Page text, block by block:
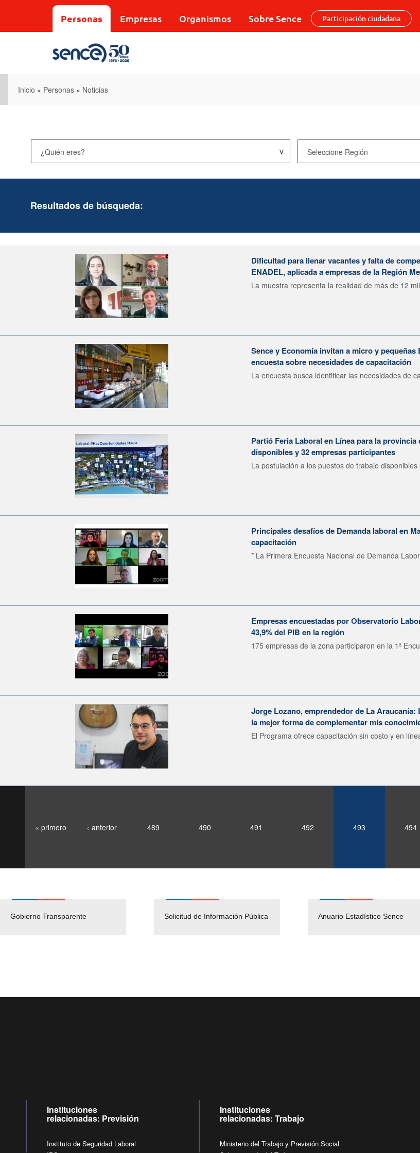
Personas Empresas Organismos Sobre Sence Participación ciudadana
Inicio » Personas » Noticias
Resultados de búsqueda:
Dificultad para llenar vacantes y falta de
ENADEL, aplicada a empresas de la Región
La muestra representa la realidad de más de 12
Sence y Economía invitan a micro y
encuesta sobre necesidades de capacitación
La encuesta busca identificar las necesidades de
Partió Feria Laboral en Línea para la provincia
disponibles y 32 empresas participantes
La postulación a los puestos de trabajo
Principales desafíos de Demanda laboral en
capacitación
* La Primera Encuesta Nacional de Demanda
Empresas encuestadas por Observatorio
43,9% del PIB en la región
175 empresas de la zona participaron en la 1ª
Jorge Lozano, emprendedor de La
la mejor forma de complementar mis
El Programa ofrece capacitación sin costo y en
« primero ‹ anterior 489 490 491 492 493 494
Gobierno Transparente Solicitud de Información Pública Anuario Estadístico Sence
Pago Proveedores
Empleos Públicos
Solicitud Audiencias
Instituciones
relacionadas: Previsión
Instituto de Seguridad Laboral
Instituciones
relacionadas: Trabajo
Ministerio del Trabajo y Previsión Social